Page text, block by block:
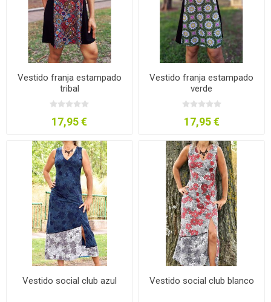
Vestido franja estampado
tribal
17,95 €
Vestido franja estampado
verde
17,95 €
Vestido social club azul Vestido social club blanco